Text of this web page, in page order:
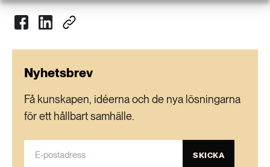
Nyhetsbrev
Få kunskapen, idéerna och de nya lösningarna
för ett hållbart samhälle.
SKICKA